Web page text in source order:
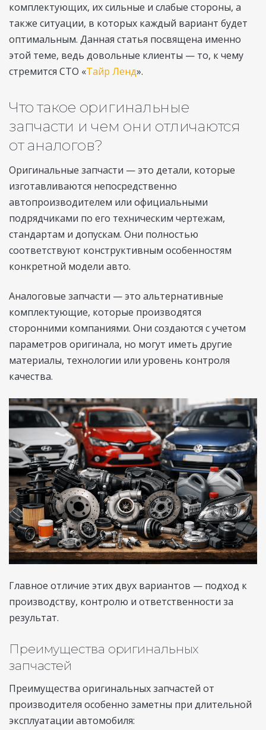
комплектующих, их сильные и слабые стороны, а
также ситуации, в которых каждый вариант будет
оптимальным. Данная статья посвящена именно
этой теме, ведь довольные клиенты — то, к чему
стремится СТО «Тайр Ленд».
Что такое оригинальные
запчасти и чем они отличаются
от аналогов?
Оригинальные запчасти — это детали, которые
изготавливаются непосредственно
автопроизводителем или официальными
подрядчиками по его техническим чертежам,
стандартам и допускам. Они полностью
соответствуют конструктивным особенностям
конкретной модели авто.
Аналоговые запчасти — это альтернативные
комплектующие, которые производятся
сторонними компаниями. Они создаются с учетом
параметров оригинала, но могут иметь другие
материалы, технологии или уровень контроля
качества.
Главное отличие этих двух вариантов — подход к
производству, контролю и ответственности за
результат.
Преимущества оригинальных
запчастей
Преимущества оригинальных запчастей от
производителя особенно заметны при длительной
эксплуатации автомобиля: